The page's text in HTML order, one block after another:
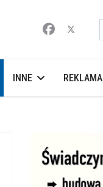
INNE REKLAMA